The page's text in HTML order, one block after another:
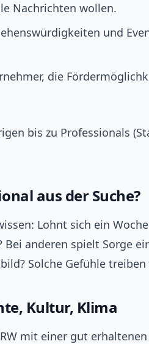
Nachrichten wollen.
und
die
bis zu Professionals
aus der Suche?
Lohnt sich ein
anderen spielt Sorge
Solche Gefühle treiben
Kultur, Klima
mit einer gut